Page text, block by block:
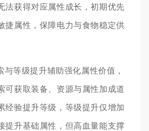
法获得对应属性成长，初期优先
捷属性，保障电力与食物稳定供
与等级提升辅助强化属性价值，
可获取装备、资源与属性加成道
经验提升等级，等级提升仅增加
提升基础属性，但高血量能支撑